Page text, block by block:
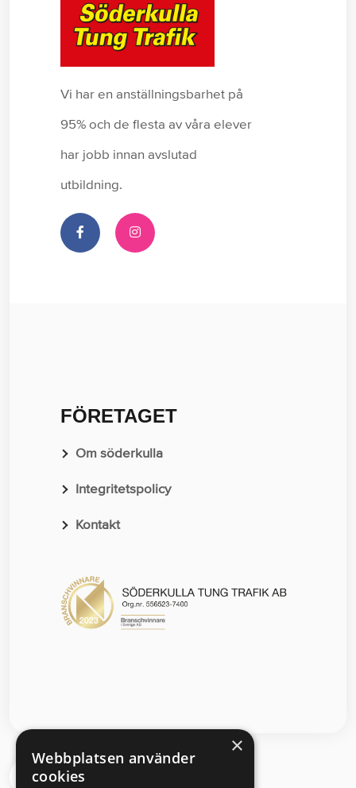
Vi har en anställningsbarhet på
95% och de flesta av våra elever
har jobb innan avslutad
utbildning.
FÖRETAGET
Om söderkulla
Integritetspolicy
Kontakt
Segloravägen 6 504 64 Borås
×
Webbplatsen använder
cookies